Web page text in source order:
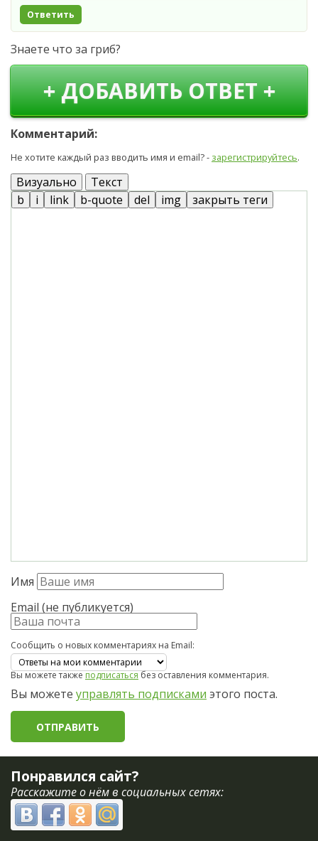
Ответить
Знаете что за гриб?
+ ДОБАВИТЬ ОТВЕТ +
Комментарий:
Не хотите каждый раз вводить имя и email? - зарегистрируйтесь.
Визуально Текст
Имя
Email (не публикуется)
Сообщить о новых комментариях на Email:
Вы можете такжеподписатьсябез оставления комментария.
Вы можете управлять подписками этого поста.
Понравился сайт?
Расскажите о нём в социальных сетях: